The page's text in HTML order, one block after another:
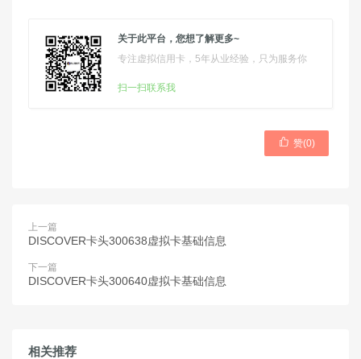
关于此平台，您想了解更多~
专注虚拟信用卡，5年从业经验，只为服务你
扫一扫联系我
 赞(0)
上一篇
DISCOVER卡头300638虚拟卡基础信息
下一篇
DISCOVER卡头300640虚拟卡基础信息
相关推荐